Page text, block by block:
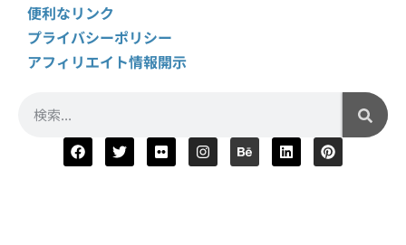
便利なリンク
プライバシーポリシー
アフィリエイト情報開示